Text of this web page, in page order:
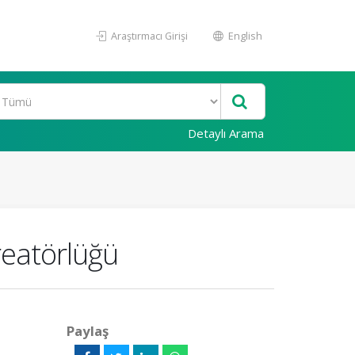
Araştırmacı Girişi English
Detaylı Arama
Paylaş